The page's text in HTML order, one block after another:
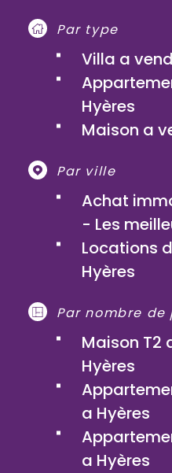
Par type
Villa a
Hyères
Maison a
Par ville
Achat
- Les
Locations
Hyères
Par nombre de
Maison T2
Hyères
a Hyères
a Hyères